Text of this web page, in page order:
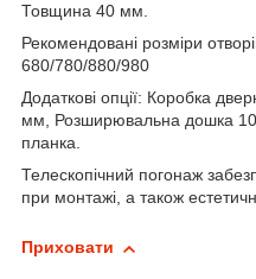
Товщина 40 мм.
Рекомендовані розміри
680/780/880/980
Додаткові опції: Коробка
мм, Розширювальна дошка
планка.
Телескопічний погонаж
при монтажі, а також
Приховати